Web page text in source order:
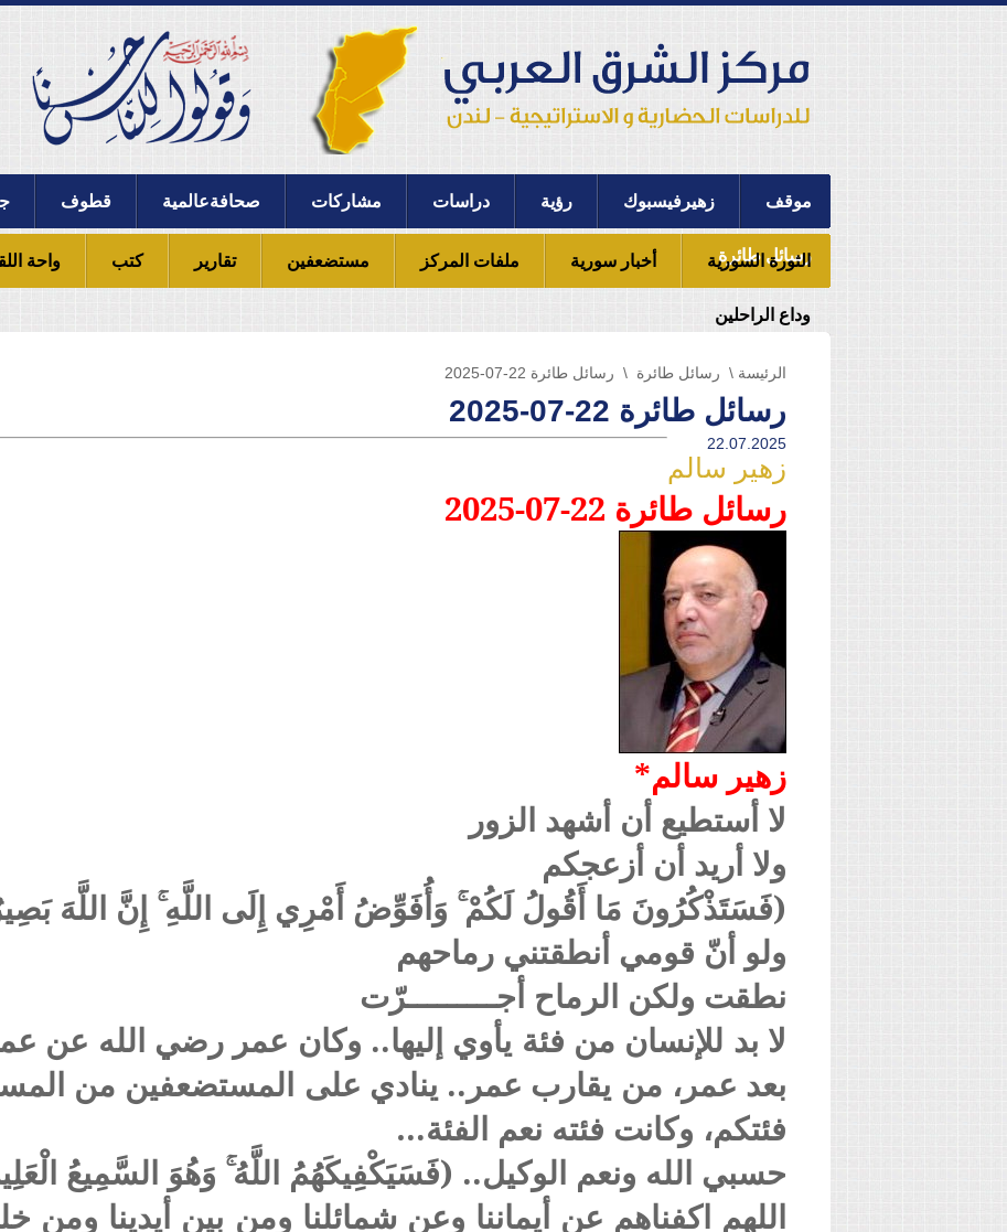
موقف زهيرفيسبوك رؤية دراسات مشاركات صحافةعالمية قطوف
رسائل طائرة
الثورة السورية أخبار سورية ملفات المركز مستضعفين تقارير كتب واحة
وداع الراحلين
الرئيسة \ رسائل طائرة \ رسائل طائرة 22-07-2025
رسائل طائرة 22-07-2025
22.07.2025
زهير سالم
رسائل طائرة 22-07-2025
زهير سالم*
لا أستطيع أن أشهد الزور
ولا أريد أن أزعجكم
(فَسَتَذْكُرُونَ مَا أَقُولُ لَكُمْ ۚ وَأُفَوِّضُ أَمْرِي إِلَى اللَّهِ ۚ إِنَّ اللَّهَ بَصِيرٌ
ولو أنّ قومي أنطقتني رماحهم
نطقت ولكن الرماح أجـــــــــرّت
لا بد للإنسان من فئة يأوي إليها.. وكان عمر رضي الله عن
بعد عمر، من يقارب عمر.. ينادي على المستضعفين من
فئتكم، وكانت فئته نعم الفئة…
حسبي الله ونعم الوكيل.. (فَسَيَكْفِيكَهُمُ اللَّهُ ۚ وَهُوَ السَّمِيعُ
اللهم اكفناهم عن أيماننا وعن شمائلنا ومن بين أيدينا ومن